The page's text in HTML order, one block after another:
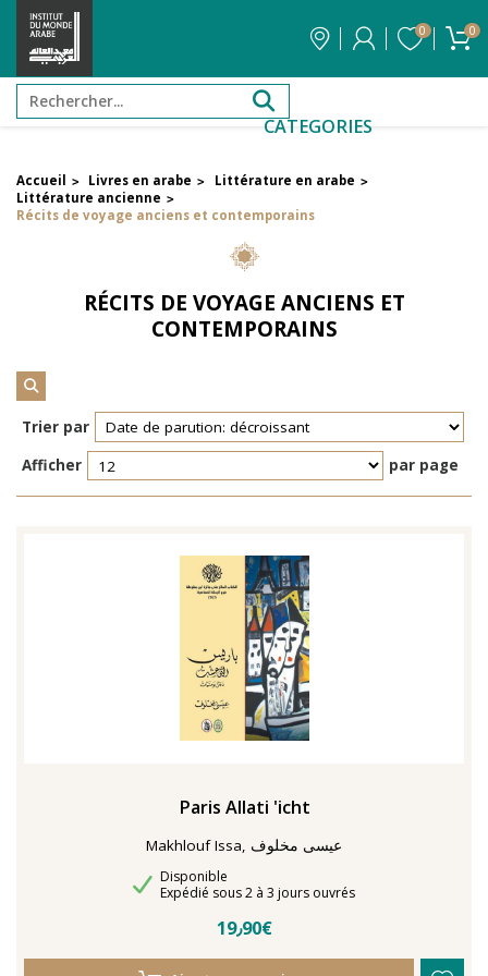
0 0
CATEGORIES
FILTRER PAR PRIX
Auteur
Éditeur
Réinitialiser les filtres
TENTER L'ART POUR SOIGNER
Accueil > Livres en arabe > Littérature en arabe >
Littérature ancienne >
Récits de voyage anciens et contemporains
RÉCITS DE VOYAGE ANCIENS ET
CONTEMPORAINS
Trier par
Afficher
par page
Paris Allati 'icht
Makhlouf Issa, عيسى مخلوف
Disponibilité
Disponible
Délais de livraison
Expédié sous 2 à 3 jours ouvrés
19٫90€